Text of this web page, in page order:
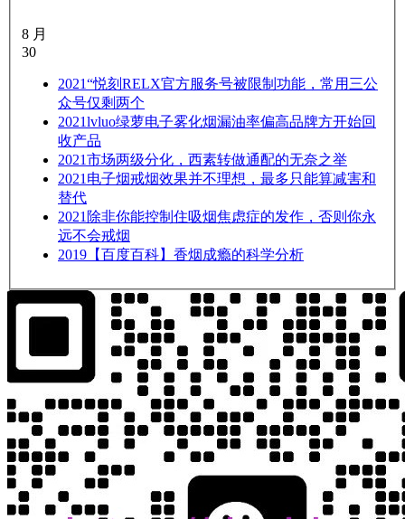
8 月
30
2021“悦刻RELX官方服务号被限制功能，常用三公
众号仅剩两个
2021lvluo绿萝电子雾化烟漏油率偏高品牌方开始回
收产品
2021市场两级分化，西素转做通配的无奈之举
2021 电子烟戒烟效果并不理想，最多只能算减害和
替代
2021 除非你能控制住吸烟焦虑症的发作，否则你永
远不会戒烟
2019 【百度百科】香烟成瘾的科学分析